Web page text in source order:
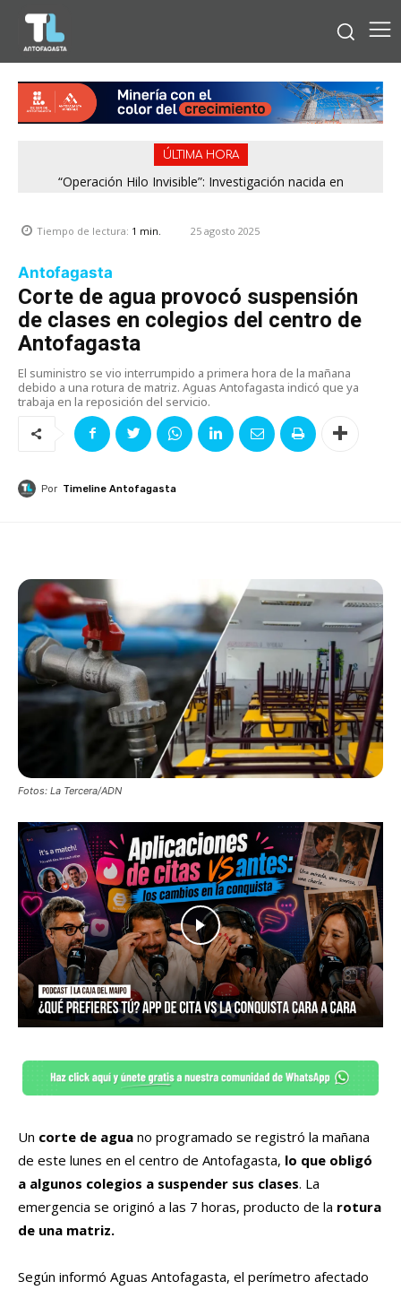
ÚLTIMA HORA
“Operación Hilo Invisible”: Investigación nacida en
Tiempo de lectura: 1 min. 25 agosto 2025
Antofagasta
Corte de agua provocó suspensión
de clases en colegios del centro de
Antofagasta
El suministro se vio interrumpido a primera hora de la mañana
debido a una rotura de matriz. Aguas Antofagasta indicó que ya
trabaja en la reposición del servicio.
Por Timeline Antofagasta
Fotos: La Tercera/ADN
Un corte de agua no programado se registró la mañana
de este lunes en el centro de Antofagasta, lo que obligó
a algunos colegios a suspender sus clases. La
emergencia se originó a las 7 horas, producto de la rotura
de una matriz.
Según informó Aguas Antofagasta, el perímetro afectado